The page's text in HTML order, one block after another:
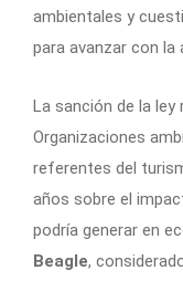
ambientales y
para avanzar con la
La sanción de la
Organizaciones
referentes del
años sobre el
podría generar en
Beagle,